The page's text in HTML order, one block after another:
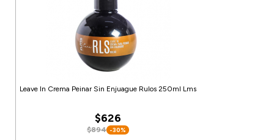
Leave In Crema Peinar Sin Enjuague Rulos 250ml Lms
$626
$894 -30%